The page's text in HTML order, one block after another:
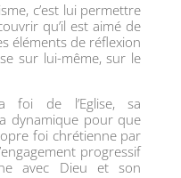
c’est lui permettre
qu’il est aimé de
éléments de réflexion
sur lui-même, sur le
foi de l’Eglise, sa
dynamique pour que
foi chrétienne par
progressif
avec Dieu et son